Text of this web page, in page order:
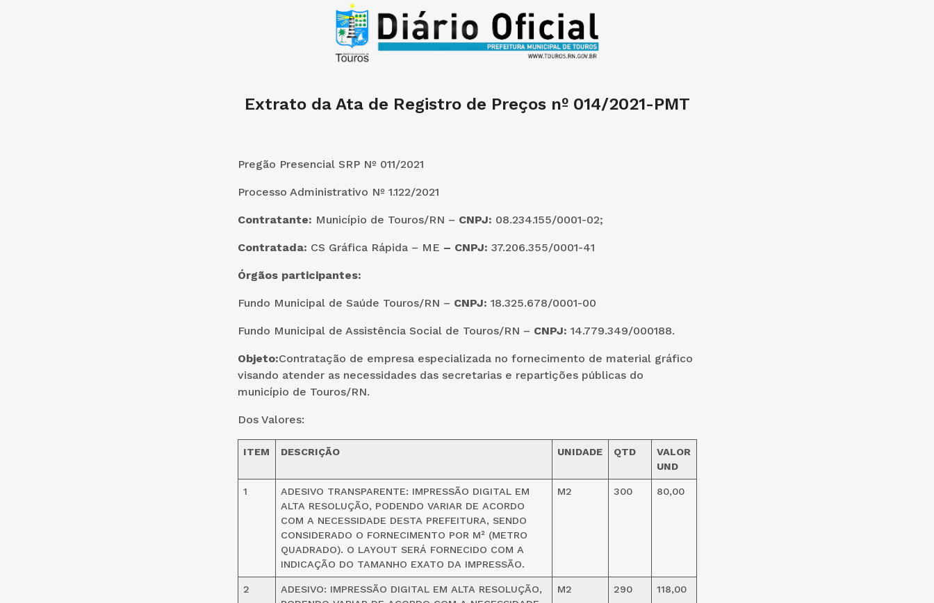
Extrato da Ata de Registro de Preços nº 014/2021-PMT
Pregão Presencial SRP Nº 011/2021
Processo Administrativo Nº 1.122/2021
Contratante: Município de Touros/RN – CNPJ: 08.234.155/0001-02;
Contratada: CS Gráfica Rápida – ME – CNPJ: 37.206.355/0001-41
Órgãos participantes:
Fundo Municipal de Saúde Touros/RN – CNPJ: 18.325.678/0001-00
Fundo Municipal de Assistência Social de Touros/RN – CNPJ: 14.779.349/000188.
Objeto:Contratação de empresa especializada no fornecimento de material gráfico
visando atender as necessidades das secretarias e repartições públicas do
município de Touros/RN.
Dos Valores:
ITEM DESCRIÇÃO UNIDADE QTD
VALOR
UND
1
ADESIVO TRANSPARENTE: IMPRESSÃO DIGITAL EM
ALTA RESOLUÇÃO, PODENDO VARIAR DE ACORDO
COM A NECESSIDADE DESTA PREFEITURA, SENDO
CONSIDERADO O FORNECIMENTO POR M² (METRO
QUADRADO). O LAYOUT SERÁ FORNECIDO COM A
INDICAÇÃO DO TAMANHO EXATO DA IMPRESSÃO.
M2 300 80,00
2
ADESIVO: IMPRESSÃO DIGITAL EM ALTA RESOLUÇÃO,
M2 290 118,00